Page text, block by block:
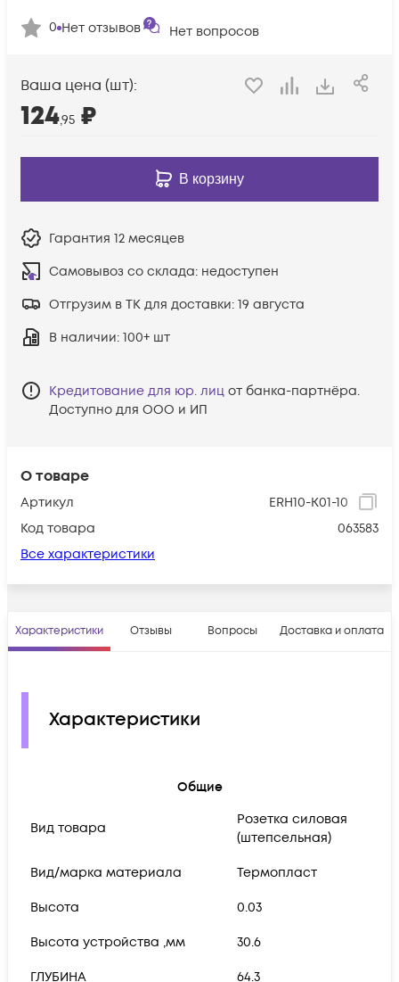
О товаре
Артикул
ERH10-K01-10
Код товара
063583
Все характеристики
0 Нет отзывов Нет вопросов
Ваша цена (шт):
124,95 ₽
В корзину
Гарантия 12 месяцев
Самовывоз со склада: недоступен
Отгрузим в ТК для доставки: 19 августа
В наличии: 100+ шт
Кредитование для юр. лиц от банка-партнёра.
Доступно для ООО и ИП
Характеристики Отзывы Вопросы Доставка и оплата
Характеристики
Общие
Вид товара
Розетка силовая
(штепсельная)
Вид/марка материала Термопласт
Высота 0.03
Высота устройства ,мм 30.6
ГЛУБИНА 64.3